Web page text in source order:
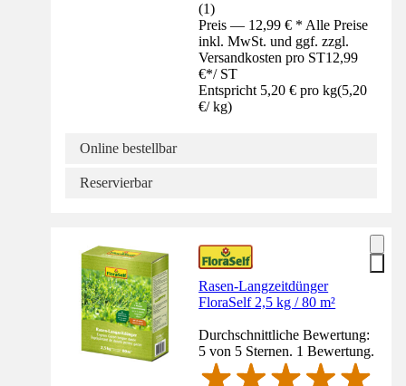
(1)
Preis — 12,99 € * Alle Preise
inkl. MwSt. und ggf. zzgl.
Versandkosten pro ST12,99
€*/ ST
Entspricht 5,20 € pro kg(5,20
€/ kg)
Online bestellbar
Reservierbar
Rasen-Langzeitdünger
FloraSelf 2,5 kg / 80 m²
Durchschnittliche Bewertung:
5 von 5 Sternen. 1 Bewertung.